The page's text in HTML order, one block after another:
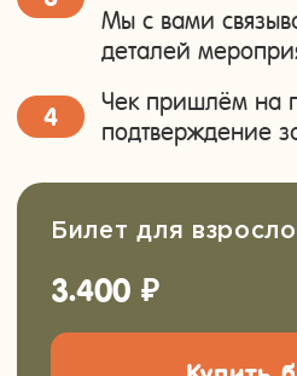
Сколько билетов вам
нужно?
– +
Отправить
Нажимая на кнопку, вы
конфиденциальности